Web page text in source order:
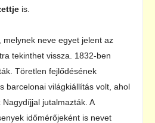
is.
melynek neve egyet jelent az
tekinthet vissza. 1832-ben
Töretlen fejlődésének
barcelonai világkiállítás volt, ahol
jutalmazták. A
időmérőjeként is nevet